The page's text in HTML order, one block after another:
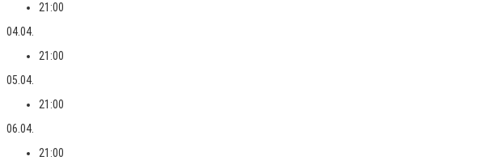
21:00
04.04.
21:00
05.04.
21:00
06.04.
21:00